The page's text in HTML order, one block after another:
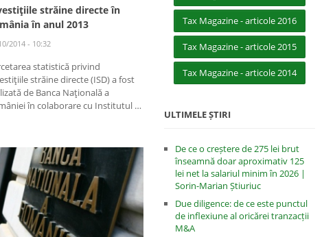
străine directe în
în anul 2013
2014 - 10:32
statistică privind
străine directe (ISD) a fost
de Banca Naţională a
în colaborare cu Institutul …
Tax Magazine - articole 2016
Tax Magazine - articole 2015
Tax Magazine - articole 2014
ULTIMELE ȘTIRI
De ce o creștere de 275 lei brut
înseamnă doar aproximativ 125
lei net la salariul minim în 2026 |
Sorin-Marian Știuriuc
Due diligence: de ce este punctul
de inflexiune al oricărei tranzacții
M&A